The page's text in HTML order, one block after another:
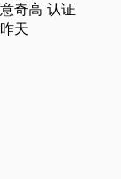
意奇高 认证
昨天